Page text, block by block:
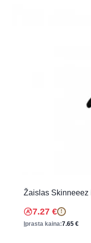
Žaislas Skinneeez
7.27 € !
Įprasta kaina:7.65 €